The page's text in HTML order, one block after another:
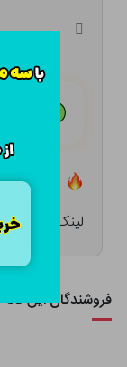
تعداد ۶ عدد در انبار موجود است
لینک کوتاه:
فروشندگان این کالا